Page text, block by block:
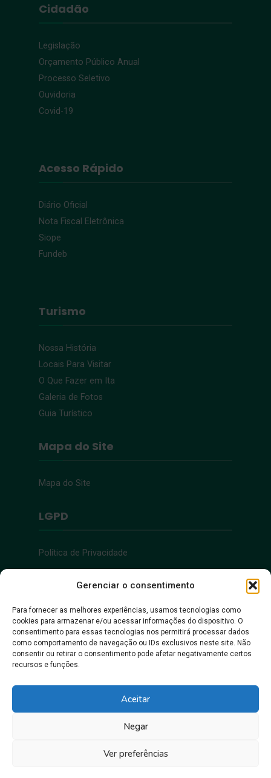
Gerenciar o consentimento
Para fornecer as melhores experiências, usamos tecnologias como
cookies para armazenar e/ou acessar informações do dispositivo. O
consentimento para essas tecnologias nos permitirá processar dados
como comportamento de navegação ou IDs exclusivos neste site. Não
consentir ou retirar o consentimento pode afetar negativamente certos
recursos e funções.
Aceitar
Negar
Ver preferências
Cidadão
Legislação
Orçamento Público Anual
Processo Seletivo
Ouvidoria
Covid-19
Acesso Rápido
Diário Oficial
Nota Fiscal Eletrônica
Siope
Fundeb
Turismo
Nossa História
Locais Para Visitar
O Que Fazer em Ita
Galeria de Fotos
Guia Turístico
Mapa do Site
Mapa do Site
LGPD
Política de Privacidade
Acessibilidade
Acessibilidade